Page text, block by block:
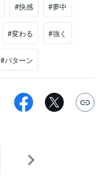
#快感 #夢中
#変わる #強く
#パターン